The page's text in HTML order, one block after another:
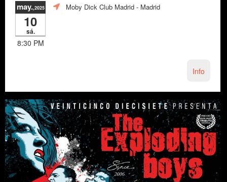
may.,2025
10
sá.
8:30 PM
Moby Dick Club Madrid - Madrid
Info